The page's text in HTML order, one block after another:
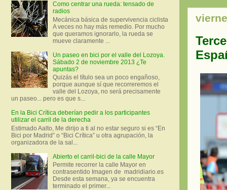
Como centrar una rueda: tensado de
radios
Mecánica básica de supervivencia ciclista
A veces no hay más remedio. Por mucho
que queramos ignorarlo, la rueda se
mueve claramente ...
Un paseo en bici por el valle del Lozoya.
Sábado 2 de noviembre 2013 ¿Te
apuntas?
Quizás el título sea un poco engañoso,
porque aunque sí que recorreremos el
valle del Lozoya, no será precisamente
un paseo... pero es que s...
En la Bici Crítica deberían pedir a los participantes
utilizar el carril de la derecha
Estimado Aalto, Me dirijo a ti al no estar seguro si es “En
Bici por Madrid” o “Bici Crítica” u otra agrupación, la
organizadora de la sal...
Abierto el carril-bici de la calle Mayor
Permite recorrer la calle Mayor en
contrasentido Imagen de madridiario.es
Desde esta semana, ya se encuentra
terminado el primer...